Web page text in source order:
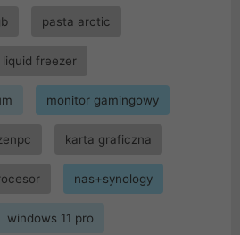
pasta arctic
liquid freezer
monitor gamingowy
karta graficzna
nas+synology
windows 11 pro